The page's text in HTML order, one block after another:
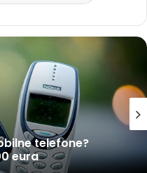
telefone?
eura